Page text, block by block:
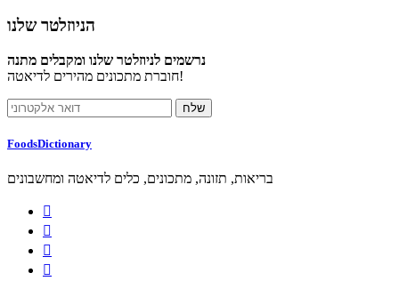
הניוזלטר שלנו
נרשמים לניוזלטר שלנו ומקבלים מתנה
חוברת מתכונים מהירים לדיאטה!
FoodsDictionary
בריאות, תזונה, מתכונים, כלים לדיאטה ומחשבונים



